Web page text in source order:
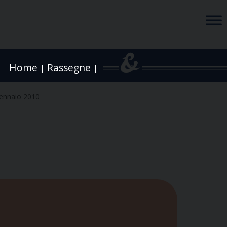
Home | Rassegne |
2010